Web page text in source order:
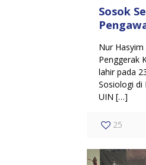
Sosok
Nur
Penggerak
lahir pada
Sosiologi di
UIN […]
25